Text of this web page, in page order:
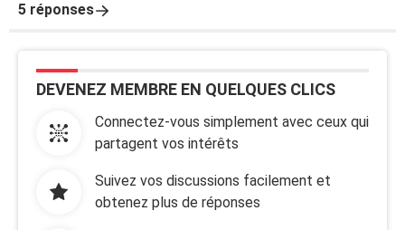
5 réponses
DEVENEZ MEMBRE EN QUELQUES CLICS
Connectez-vous simplement avec ceux qui
partagent vos intérêts
Suivez vos discussions facilement et
obtenez plus de réponses